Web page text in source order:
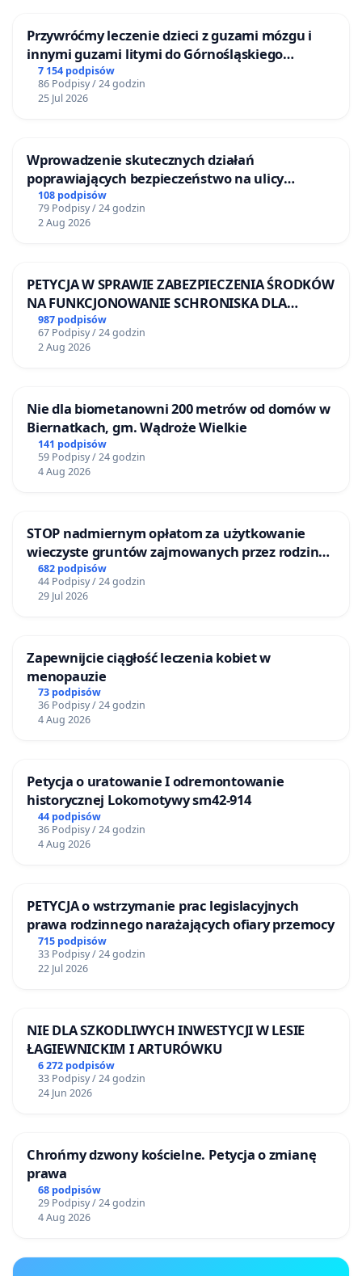
Przywróćmy leczenie dzieci z guzami mózgu i
innymi guzami litymi do Górnośląskiego
Centrum Zdrowia Dziecka w Katowicach
7 154 podpisów
86 Podpisy / 24 godzin
25 Jul 2026
Wprowadzenie skutecznych działań
poprawiających bezpieczeństwo na ulicy
Żeromskiego w Otwocku
108 podpisów
79 Podpisy / 24 godzin
2 Aug 2026
PETYCJA W SPRAWIE ZABEZPIECZENIA ŚRODKÓW
NA FUNKCJONOWANIE SCHRONISKA DLA
BEZDOMNYCH ZWIERZĄT W SKARYSZEWIE
987 podpisów
67 Podpisy / 24 godzin
2 Aug 2026
Nie dla biometanowni 200 metrów od domów w
Biernatkach, gm. Wądroże Wielkie
141 podpisów
59 Podpisy / 24 godzin
4 Aug 2026
STOP nadmiernym opłatom za użytkowanie
wieczyste gruntów zajmowanych przez rodzinne
ogrody działkowe.
682 podpisów
44 Podpisy / 24 godzin
29 Jul 2026
Zapewnijcie ciągłość leczenia kobiet w
menopauzie
73 podpisów
36 Podpisy / 24 godzin
4 Aug 2026
Petycja o uratowanie I odremontowanie
historycznej Lokomotywy sm42-914
44 podpisów
36 Podpisy / 24 godzin
4 Aug 2026
PETYCJA o wstrzymanie prac legislacyjnych
prawa rodzinnego narażających ofiary przemocy
715 podpisów
33 Podpisy / 24 godzin
22 Jul 2026
NIE DLA SZKODLIWYCH INWESTYCJI W LESIE
ŁAGIEWNICKIM I ARTURÓWKU
6 272 podpisów
33 Podpisy / 24 godzin
24 Jun 2026
Chrońmy dzwony kościelne. Petycja o zmianę
prawa
68 podpisów
29 Podpisy / 24 godzin
4 Aug 2026